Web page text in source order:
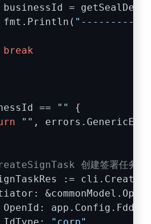
businessId =
"----------
break
== ""
{
"" ,
创建签署任务
:=
OpenId: